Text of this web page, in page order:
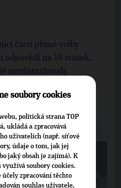
části přímé volby
odpovědi na 10 otázek,
nezdůrazňovaly.
soubory cookies
politická strana TOP
ukládá a zpracovává
uživatelích (např. síťové
údaje o tom, jak jej
jaký obsah je zajímá). K
soubory cookies.
účely zpracování těchto
souhlas uživatele,